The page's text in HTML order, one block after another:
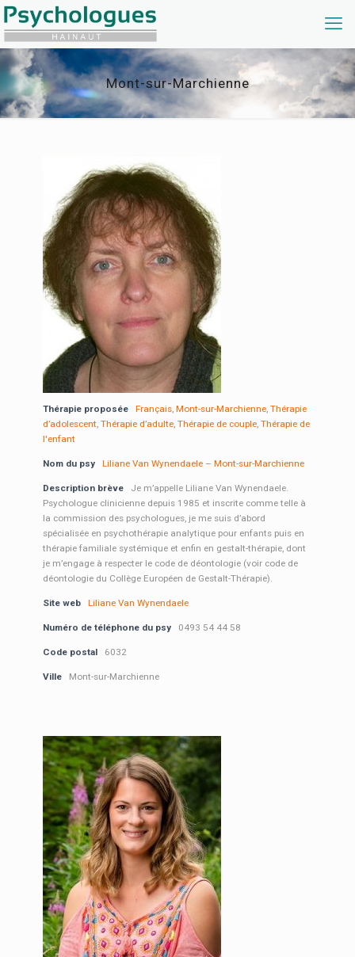
Mont-sur-Marchienne
Nom du psy Liliane Van Wynendaele – Mont-sur-Marchienne
Thérapie proposée Français, Mont-sur-Marchienne, Thérapie
d’adolescent, Thérapie d’adulte, Thérapie de couple, Thérapie de
l'enfant
Description brève
Je m’appelle Liliane Van Wynendaele.
Psychologue clinicienne depuis 1985 et inscrite comme telle à
la commission des psychologues, je me suis d’abord
spécialisée en psychothérapie analytique pour enfants puis en
thérapie familiale systémique et enfin en gestalt-thérapie, dont
je m’engage à respecter le code de déontologie (voir code de
déontologie du Collège Européen de Gestalt-Thérapie).
Site web Liliane Van Wynendaele
Numéro de téléphone du psy 0493 54 44 58
Code postal 6032
Ville Mont-sur-Marchienne